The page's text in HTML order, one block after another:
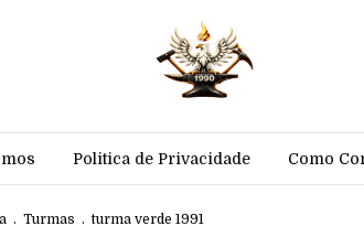
Politica de Privacidade Como
. Turmas . turma verde 1991